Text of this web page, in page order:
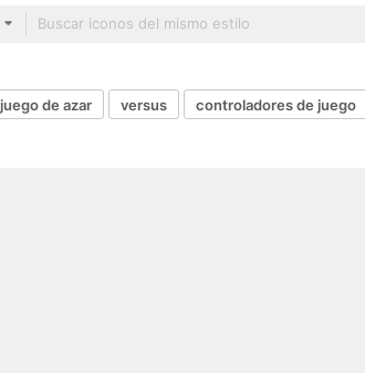
juego de azar versus controladores de juego